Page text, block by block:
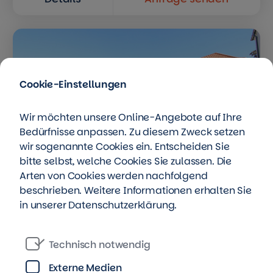
Mittelstr. 19, 04600 Altenburg
Ein Zuhause das passt!
Cookie-Einstellungen
Wir möchten unsere Online-Angebote auf Ihre
Bedürfnisse anpassen. Zu diesem Zweck setzen
wir sogenannte Cookies ein. Entscheiden Sie
bitte selbst, welche Cookies Sie zulassen. Die
Arten von Cookies werden nachfolgend
beschrieben. Weitere Informationen erhalten Sie
in unsererDatenschutzerklärung.
Technisch notwendig
Externe Medien